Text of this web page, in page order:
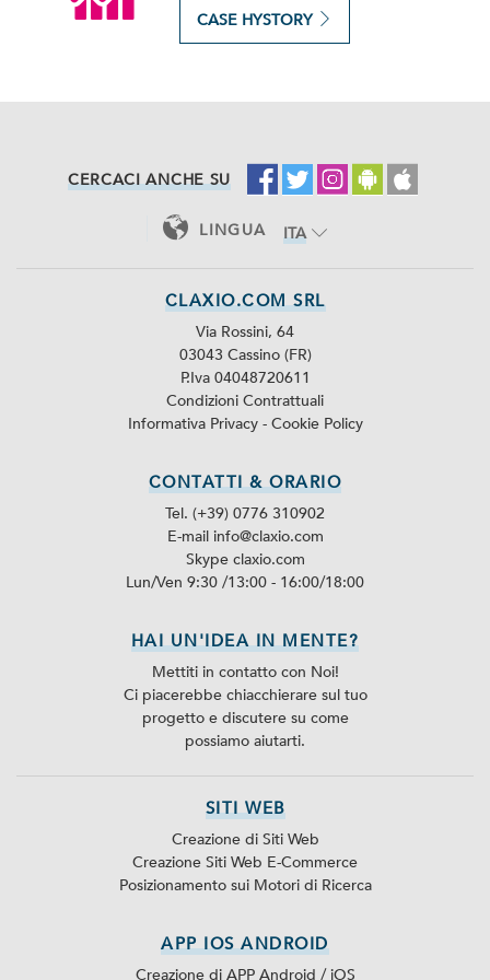
CASE HYSTORY
CERCACI ANCHE SU
LINGUA
ITA
CLAXIO.COM SRL
Via Rossini, 64
03043 Cassino (FR)
P.Iva 04048720611
Condizioni Contrattuali
Informativa Privacy - Cookie Policy
CONTATTI & ORARIO
Tel. (+39) 0776 310902
E-mail info@claxio.com
Skype claxio.com
Lun/Ven 9:30 /13:00 - 16:00/18:00
HAI UN'IDEA IN MENTE?
Mettiti in contatto con Noi!
Ci piacerebbe chiacchierare sul tuo
progetto e discutere su come
possiamo aiutarti.
SITI WEB
Creazione di Siti Web
Creazione Siti Web E-Commerce
Posizionamento sui Motori di Ricerca
APP IOS ANDROID
Creazione di APP Android / iOS